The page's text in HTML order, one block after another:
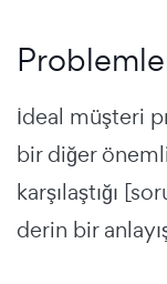
İdeal müşteri
bir diğer
karşılaştığı
derin bir